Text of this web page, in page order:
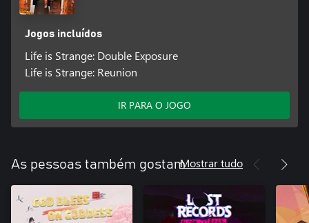
Jogos incluídos
Life is Strange: Double Exposure
Life is Strange: Reunion
IR PARA O JOGO
As pessoas também gostamMostrar tudo